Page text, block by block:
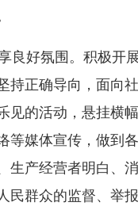
好氛围。积极开
持正确导向，面向
见的活动，悬挂横
等媒体宣传，做到
生产经营者明白、
民群众的监督、举